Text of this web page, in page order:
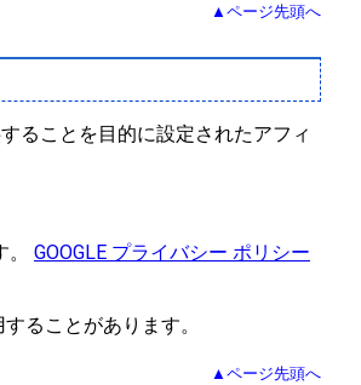
▲ページ先頭へ
ることを目的に設定されたアフィ
。 GOOGLE プライバシー ポリシー
ることがあります。
▲ページ先頭へ